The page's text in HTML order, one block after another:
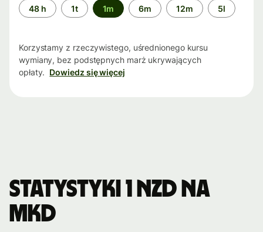
Przedział
czasu
48 h 1t 1m 6m 12m 5l
Korzystamy z rzeczywistego, uśrednionego kursu
wymiany, bez podstępnych marż ukrywających
opłaty. Dowiedz się więcej
Statystyki 1 NZD na
MKD